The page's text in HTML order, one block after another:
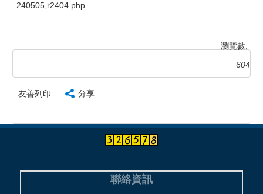
240505,r2404.php
瀏覽數:
604
友善列印 分享
聯絡資訊